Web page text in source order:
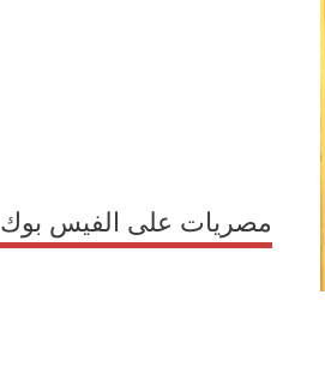
مصريات على الفيس بوك